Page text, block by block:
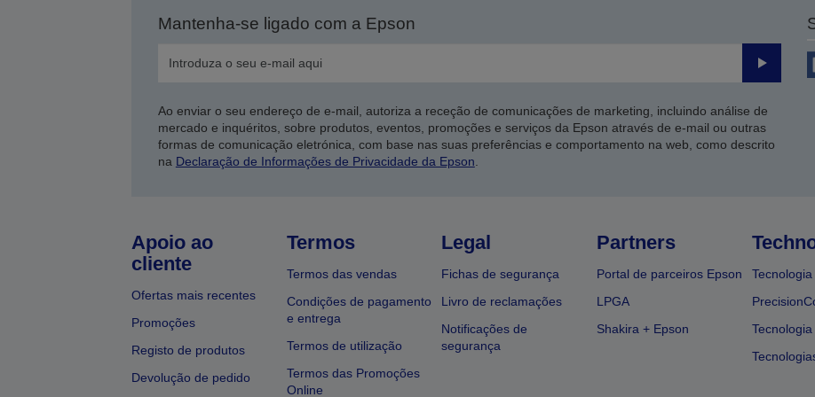
Mantenha-se ligado com a Epson
Enviar
Ao enviar o seu endereço de e-mail, autoriza a receção de comunicações de marketing, incluindo análise de
mercado e inquéritos, sobre produtos, eventos, promoções e serviços da Epson através de e-mail ou outras
formas de comunicação eletrónica, com base nas suas preferências e comportamento na web, como descrito
na Declaração de Informações de Privacidade da Epson.
Apoio ao
cliente
Ofertas mais recentes
Promoções
Registo de produtos
Devolução de pedido
Termos
Termos das vendas
Condições de pagamento
e entrega
Termos de utilização
Termos das Promoções
Online
Legal
Fichas de segurança
Livro de reclamações
Notificações de
segurança
Partners
Portal de parceiros Epson
LPGA
Shakira + Epson